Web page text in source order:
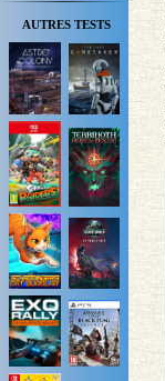
AUTRES TESTS